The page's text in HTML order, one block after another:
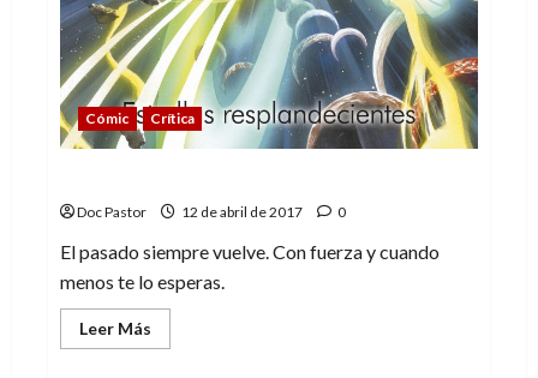
Cómic Crítica
Doc Pastor 12 de abril de 2017 0
El pasado siempre vuelve. Con fuerza y cuando
menos te lo esperas.
Leer Más
más